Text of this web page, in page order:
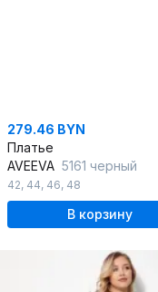
279.46 BYN
Платье
AVEEVA 5161 черный
42, 44, 46, 48
В корзину